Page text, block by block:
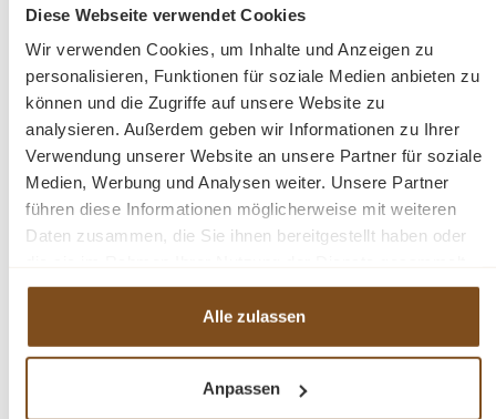
Diese Webseite verwendet Cookies
Wir verwenden Cookies, um Inhalte und Anzeigen zu
personalisieren, Funktionen für soziale Medien anbieten zu
können und die Zugriffe auf unsere Website zu
analysieren. Außerdem geben wir Informationen zu Ihrer
Verwendung unserer Website an unsere Partner für soziale
Medien, Werbung und Analysen weiter. Unsere Partner
führen diese Informationen möglicherweise mit weiteren
Daten zusammen, die Sie ihnen bereitgestellt haben oder
haben.
Alle zulassen
Anpassen
Rabatt
-23%
Tipp